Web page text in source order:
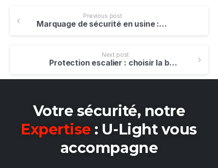
Previous post
Marquage de sécurité en usine : normes, solutions et bonnes pratiques
Next post
Protection escalier : choisir la bonne rampe et les bonnes solutions pour sécuriser chaque marche
Votre sécurité, notre
Expertise : U-Light vous
accompagne